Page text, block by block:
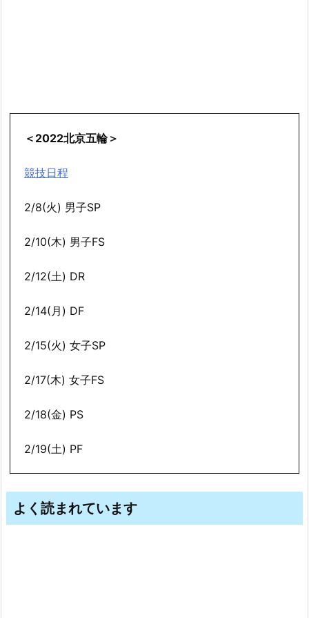
＜2022北京五輪＞
競技日程
2/8(火) 男子SP
2/10(木) 男子FS
2/12(土) DR
2/14(月) DF
2/15(火) 女子SP
2/17(木) 女子FS
2/18(金) PS
2/19(土) PF
よく読まれています